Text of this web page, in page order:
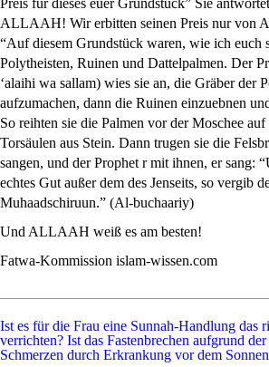
Preis für dieses euer Grundstück” Sie
ALLAAH! Wir erbitten seinen Preis nur von
“Auf diesem Grundstück waren, wie ich euch
Polytheisten, Ruinen und Dattelpalmen. Der
‘alaihi wa sallam) wies sie an, die Gräber der
aufzumachen, dann die Ruinen einzuebnen
So reihten sie die Palmen vor der Moschee
Torsäulen aus Stein. Dann trugen sie die
sangen, und der Prophet r mit ihnen, er sang:
echtes Gut außer dem des Jenseits, so vergib
Muhaadschiruun.” (Al-buchaariy)
Und ALLAAH weiß es am besten!
Fatwa-Kommission islam-wissen.com
Ist es für die Frau eine Sunnah-Handlung das
verrichten? Ist das Fastenbrechen aufgrund
Schmerzen durch Erkrankung vor dem